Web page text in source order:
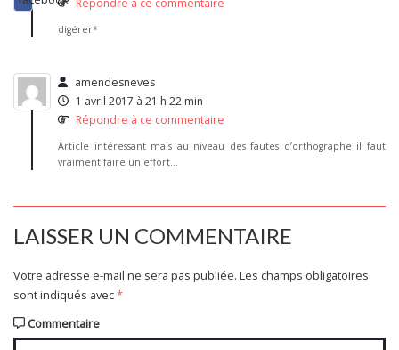
digérer*
amendesneves
1 avril 2017 à 21 h 22 min
Répondre à ce commentaire
Article intéressant mais au niveau des fautes d’orthographe il faut
vraiment faire un effort…
LAISSER UN COMMENTAIRE
Votre adresse e-mail ne sera pas publiée. Les champs obligatoires
sont indiqués avec*
Commentaire